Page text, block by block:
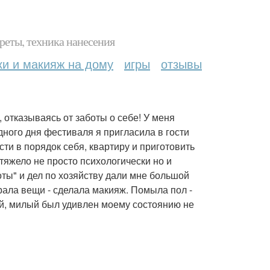
техника нанесения
и макияж на дому игры отзывы
от заботы о себе! У меня
дня фестиваля я пригласила в гости
в порядок себя, квартиру и приготовить
не просто психологически но и
и дел по хозяйству дали мне большой
вещи - сделала макияж. Помыла пол -
милый был удивлен моему состоянию не